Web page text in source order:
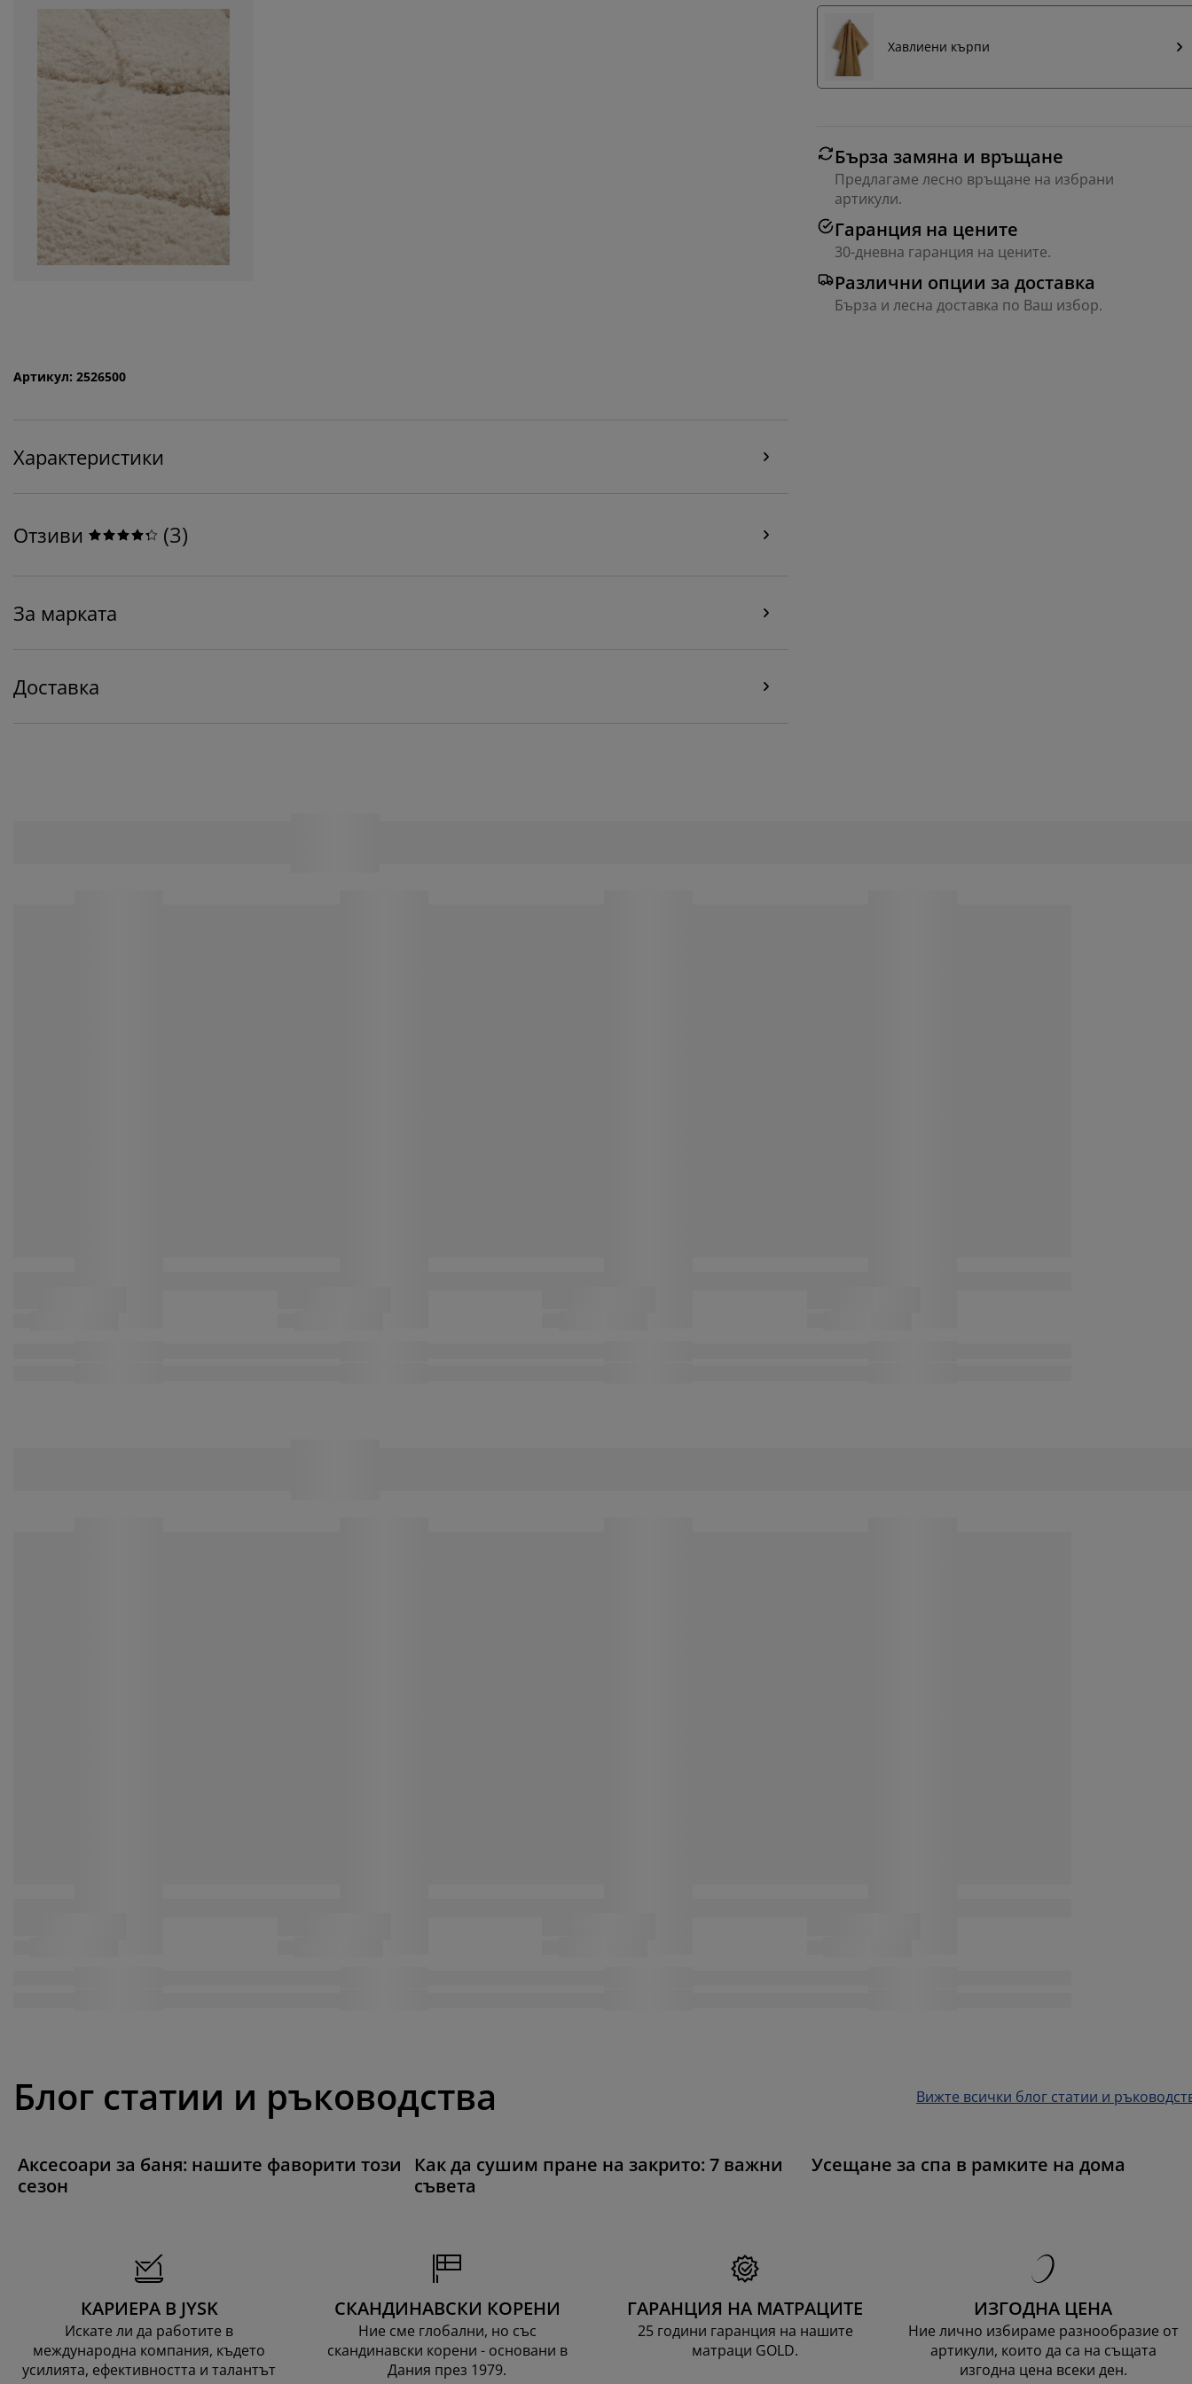
Хавлиени кърпи
Бърза замяна и връщане
Предлагаме лесно връщане на избрани
артикули.
Гаранция на цените
30-дневна гаранция на цените.
Различни опции за доставка
Бърза и лесна доставка по Ваш избор.
Артикул: 2526500
Характеристики
Отзиви (3)
За марката
Доставка
Блог статии и ръководства Вижте всички блог статии и
Аксесоари за баня: нашите фаворити този
сезон
Как да сушим пране на закрито: 7 важни
съвета
Усещане за спа в рамките на дома
КАРИЕРА В JYSK
Искате ли да работите в
международна компания, където
усилията, ефективността и талантът
СКАНДИНАВСКИ КОРЕНИ
Ние сме глобални, но със
скандинавски корени - основани в
Дания през 1979.
ГАРАНЦИЯ НА МАТРАЦИТЕ
25 години гаранция на нашите
матраци GOLD.
ИЗГОДНА ЦЕНА
Ние лично избираме разнообразие от
артикули, които да са на същата
изгодна цена всеки ден.